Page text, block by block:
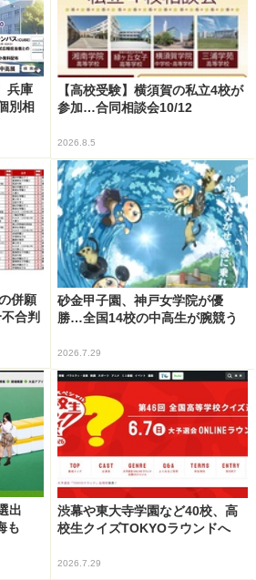
兵庫
別相
【高校受験】横須賀の私立4校が
参加…合同相談会10/12
2026.8.5
併願
合判
砂金甲子園、神戸女学院が優
勝…全国14校の中高生が腕競う
2026.7.29
出
も
渋幕や東大寺学園など40校、高
校生クイズTOKYOラウンドへ
2026.7.29